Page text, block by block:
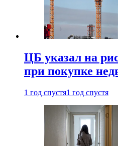
ЦБ указал на
при покупке
1 год спустя1 год спустя